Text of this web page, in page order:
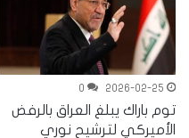
2026-02-25
0
توم باراك يبلغ العراق بالرفض
الأميركي لترشيح نوري